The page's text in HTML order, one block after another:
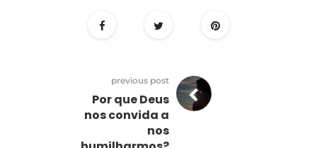
previous post
Por que Deus
nos convida a
nos